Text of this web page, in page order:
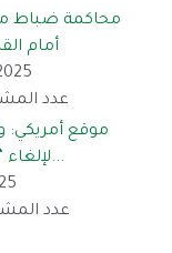
محاكمة ضباط
أمام
1297 عدد
موقع
لإلغاء “قانون قيصر” و...
1770 عدد